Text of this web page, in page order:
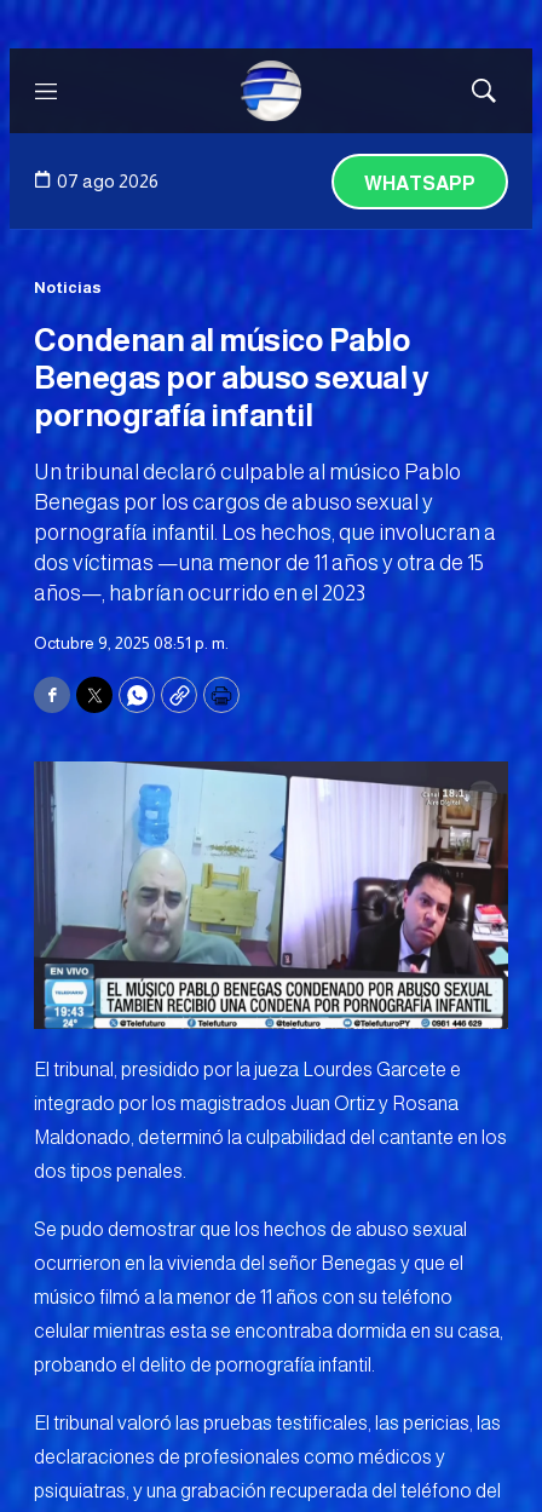
Menú
Mostrar
07 ago 2026 WHATSAPP
Noticias
Condenan al músico Pablo
Benegas por abuso sexual y
pornografía infantil
Un tribunal declaró culpable al músico Pablo
Benegas por los cargos de abuso sexual y
pornografía infantil. Los hechos, que involucran a
dos víctimas —una menor de 11 años y otra de 15
años—, habrían ocurrido en el 2023
Octubre 9, 2025 08:51 p. m.
Facebook
TwitterWhatsApp
CopyPrint
El tribunal, presidido por la jueza Lourdes Garcete e
integrado por los magistrados Juan Ortiz y Rosana
Maldonado, determinó la culpabilidad del cantante en los
dos tipos penales.
Se pudo demostrar que los hechos de abuso sexual
ocurrieron en la vivienda del señor Benegas y que el
músico filmó a la menor de 11 años con su teléfono
celular mientras esta se encontraba dormida en su casa,
probando el delito de pornografía infantil.
El tribunal valoró las pruebas testificales, las pericias, las
declaraciones de profesionales como médicos y
psiquiatras, y una grabación recuperada del teléfono del